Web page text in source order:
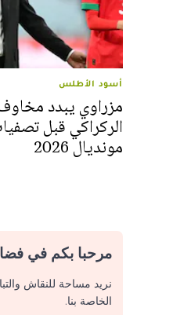
أسود الأطلس
مزراوي يبدد
الركراكي قبل
مونديال 2026
مرحبا بكم في
نريد مساحة للنقاش
الخاصة بنا.